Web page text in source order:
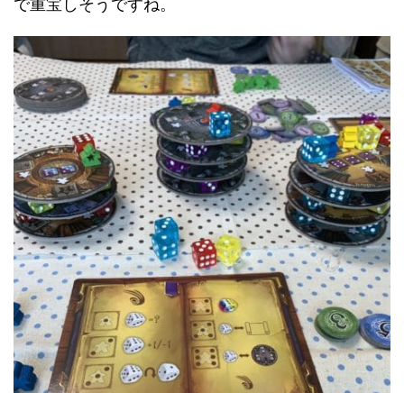
で重宝しそうですね。